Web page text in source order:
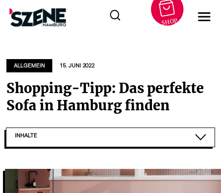
springen
SHOP
ALLGEMEIN 15. JUNI 2022
Shopping-Tipp: Das perfekte
Sofa in Hamburg finden
INHALTE
SHOWROOM IN HAMBURG
HAPPY BIRTHDAY, SOFACOMPANY!